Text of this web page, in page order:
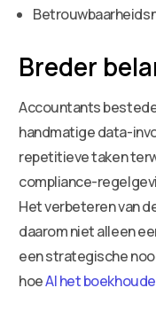
Breder
Accountants
handmatige data-
repetitieve taken
compliance-
Het verbeteren van
daarom niet alleen
een strategische
hoeAI het